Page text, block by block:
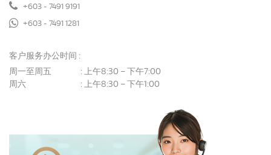
+603 - 7491 9191
+603 - 7491 1281
客户服务办公时间 :
周一至周五
: 上午8:30 – 下午7:00
周六
: 上午8:30 – 下午1:00